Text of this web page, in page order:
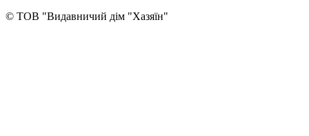
© ТОВ "Видавничий дім "Хазяїн"